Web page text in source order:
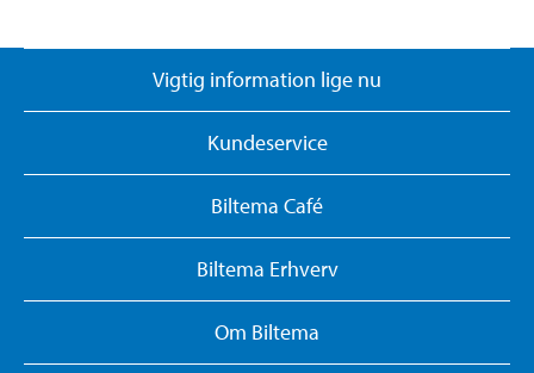
Vigtig information lige nu
Kundeservice
Biltema Café
Biltema Erhverv
Om Biltema